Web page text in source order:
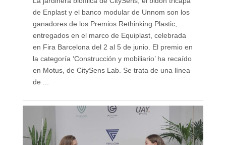
de Enplast y el banco modular de Unnom son los
ganadores de los Premios Rethinking Plastic,
entregados en el marco de Equiplast, celebrada
en Fira Barcelona del 2 al 5 de junio. El premio en
la categoría ‘Construcción y mobiliario’ ha recaído
en Motus, de CitySens Lab. Se trata de una línea
de ...